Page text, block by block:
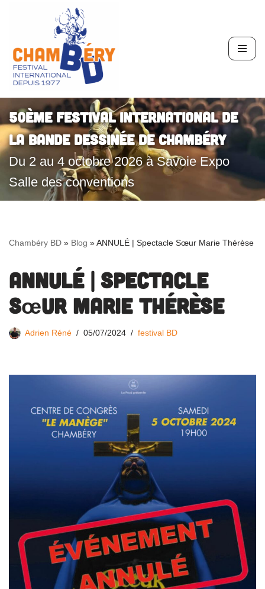
au
contenu
50ème Festival International de
la Bande Dessinée de Chambéry
Du 2 au 4 octobre 2026 à Savoie Expo
Salle des conventions
Chambéry BD » Blog »ANNULÉ | Spectacle Sœur Marie Thérèse
ANNULÉ | Spectacle
Sœur Marie Thérèse
Adrien Réné 05/07/2024 festival BD